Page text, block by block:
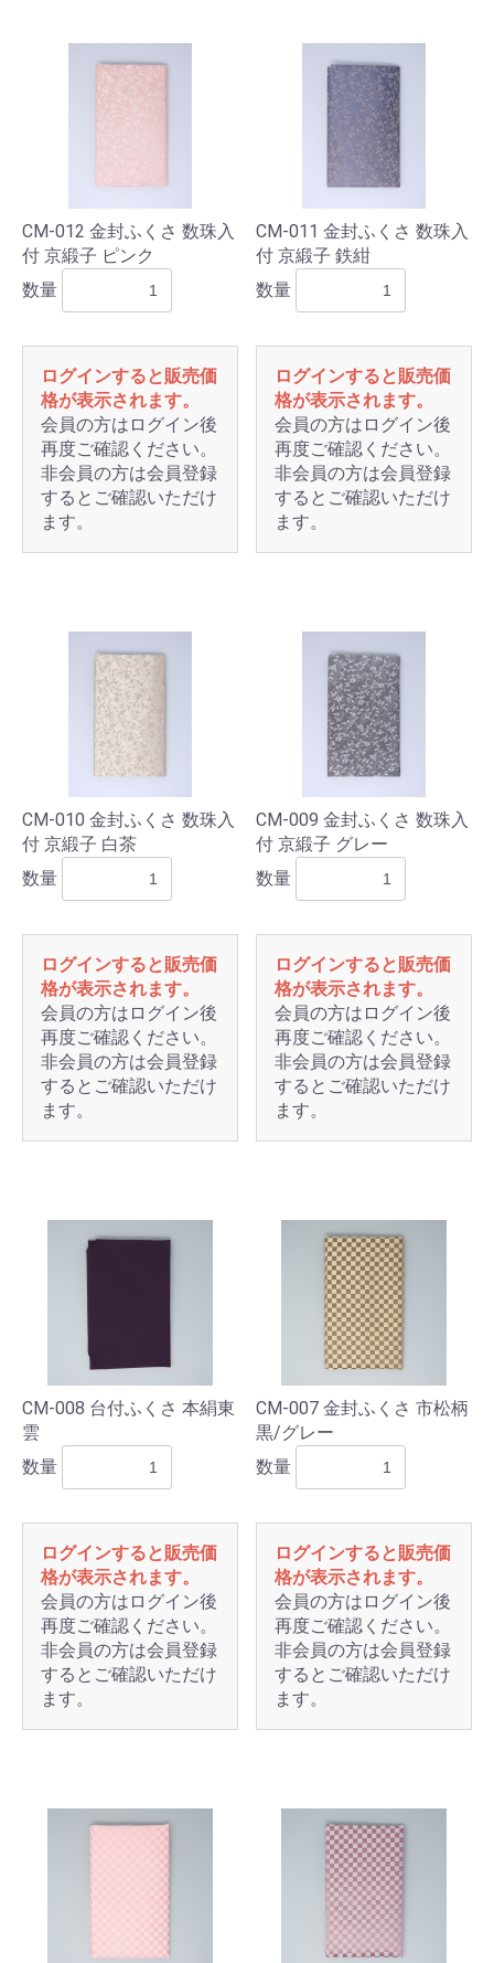
CM-012 金封ふくさ 数珠入
付 京緞子 ピンク
数量
ログインすると販売価
格が表示されます。
会員の方はログイン後
再度ご確認ください。
非会員の方は会員登録
するとご確認いただけ
ます。
CM-011 金封ふくさ 数珠入
付 京緞子 鉄紺
数量
ログインすると販売価
格が表示されます。
会員の方はログイン後
再度ご確認ください。
非会員の方は会員登録
するとご確認いただけ
ます。
CM-010 金封ふくさ 数珠入
付 京緞子 白茶
数量
ログインすると販売価
格が表示されます。
会員の方はログイン後
再度ご確認ください。
非会員の方は会員登録
するとご確認いただけ
ます。
CM-009 金封ふくさ 数珠入
付 京緞子 グレー
数量
ログインすると販売価
格が表示されます。
会員の方はログイン後
再度ご確認ください。
非会員の方は会員登録
するとご確認いただけ
ます。
CM-008 台付ふくさ 本絹東
雲
数量
ログインすると販売価
格が表示されます。
会員の方はログイン後
再度ご確認ください。
非会員の方は会員登録
するとご確認いただけ
ます。
CM-007 金封ふくさ 市松柄
黒/グレー
数量
ログインすると販売価
格が表示されます。
会員の方はログイン後
再度ご確認ください。
非会員の方は会員登録
するとご確認いただけ
ます。
お買い物を続ける カートへ進む